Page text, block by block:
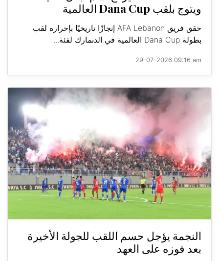
ويتوج بلقب Dana Cup العالمية
حقق فريق AFA Lebanon إنجازًا تاريخيًا بإحرازه لقب
بطولة Dana Cup العالمية في الدنمارك لفئة...
29-07-2026 09:16 am
النجمة يؤجل حسم اللقب للجولة الأخيرة
بعد فوزه على العهد